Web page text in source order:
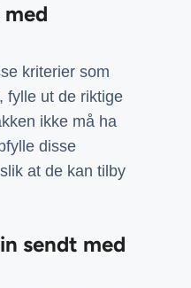
kriterier som
fylle ut de riktige
ikke må ha
disse
at de kan tilby
sendt med